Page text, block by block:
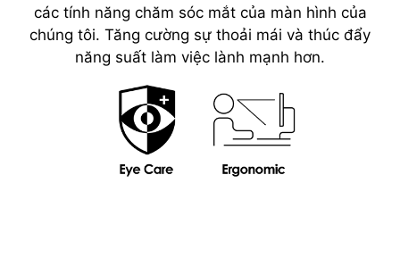
các tính năng chăm sóc mắt của màn hình của
chúng tôi. Tăng cường sự thoải mái và thúc đẩy
năng suất làm việc lành mạnh hơn.